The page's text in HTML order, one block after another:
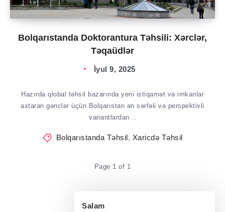
Salam
Bolqarıstanda Doktorantura Təhsili: Xərclər,
Təqaüdlər
İyul 9, 2025
Hazırda qlobal təhsil bazarında yeni istiqamət və imkanlar
axtaran gənclər üçün Bolqarıstan ən sərfəli və perspektivli
variantlardan…
Bolqarıstanda Təhsil, Xaricdə Təhsil
Page 1 of 1